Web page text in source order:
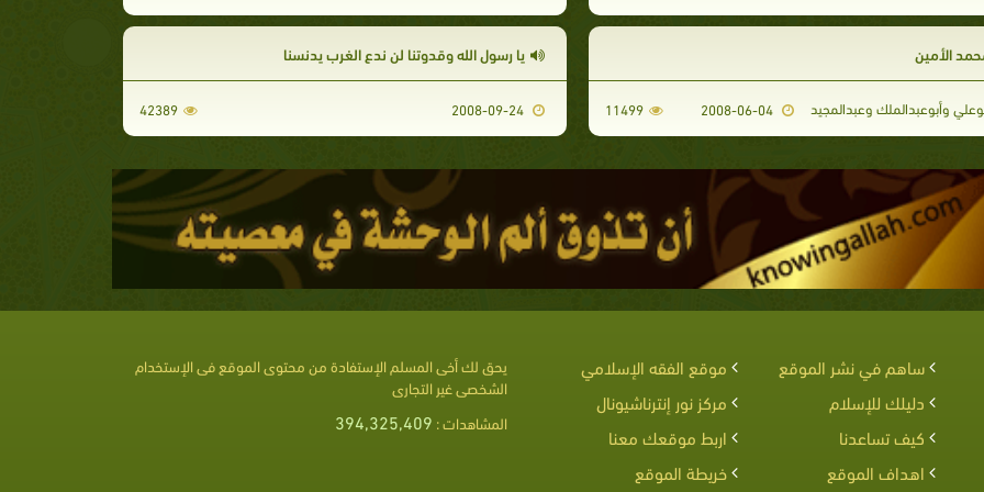
الأمين
وأبوعبدالملك وعبدالمجيد 2008-06-04
11499
يا رسول الله وقدوتنا لن ندع الغرب يدنسنا
2008-09-24
42389
ساهم في نشر الموقع
موقع الفقه الإسلامي
دليلك للإسلام
مركز نور إنترناشيونال
كيف تساعدنا
اربط موقعك معنا
اهداف الموقع
خريطة الموقع
يحق لك أخى المسلم الإستفادة من محتوى الموقع فى الإستخدام
الشخصى غير التجارى
المشاهدات : 394,325,409